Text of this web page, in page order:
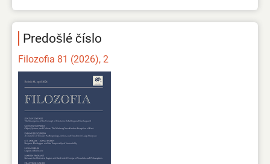
Predošlé číslo
Filozofia 81 (2026), 2